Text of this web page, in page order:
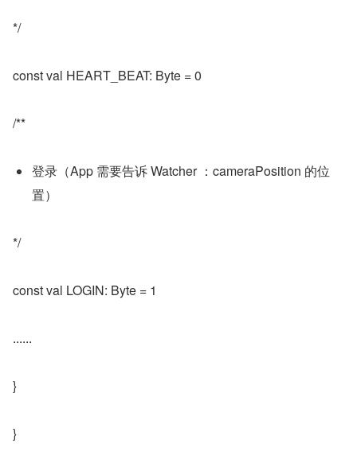
*/
const val HEART_BEAT: Byte = 0
/**
登录（App 需要告诉 Watcher ：cameraPosition 的位
置）
*/
const val LOGIN: Byte = 1
......
}
}